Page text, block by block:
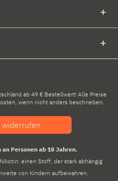
ab 49 € Bestellwert! Alle Preise
, wenn nicht anders beschrieben.
widerrufen
Personen ab 18 Jahren.
einen Stoff, der stark abhängig
von Kindern aufbewahren.